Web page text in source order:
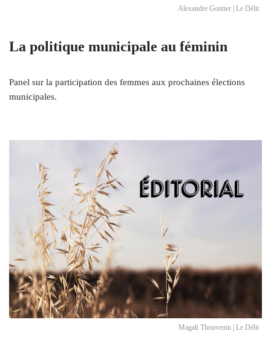
Alexandre Gontier | Le Délit
La politique municipale au féminin
Panel sur la participation des femmes aux prochaines élections
municipales.
Magali Thouvenin | Le Délit